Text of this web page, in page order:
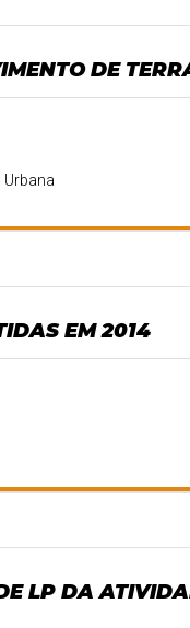
DE
Urbana
EM 2014
LP DA